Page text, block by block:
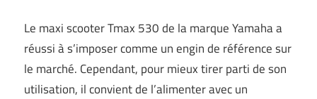
Le maxi scooter Tmax 530 de la marque Yamaha a
réussi à s’imposer comme un engin de référence sur
le marché. Cependant, pour mieux tirer parti de son
utilisation, il convient de l’alimenter avec un